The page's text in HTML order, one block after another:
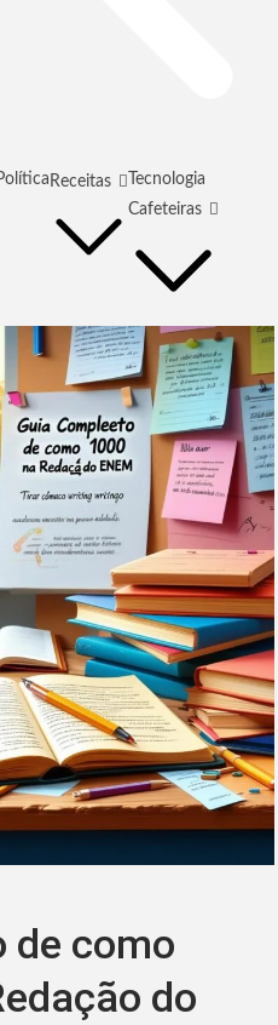
Receitas
Tecnologia
Cafeteiras
de como
do